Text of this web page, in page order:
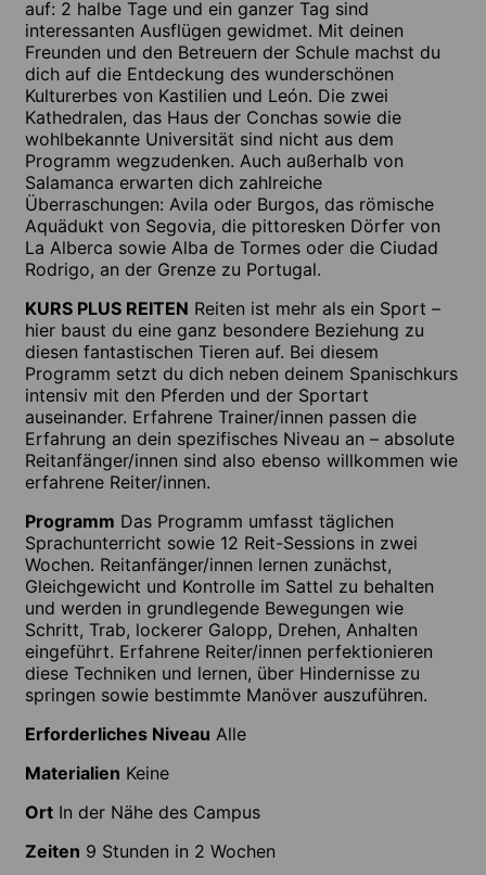
auf: 2 halbe Tage und ein ganzer Tag sind
interessanten Ausflügen gewidmet. Mit deinen
Freunden und den Betreuern der Schule machst du
dich auf die Entdeckung des wunderschönen
Kulturerbes von Kastilien und León. Die zwei
Kathedralen, das Haus der Conchas sowie die
wohlbekannte Universität sind nicht aus dem
Programm wegzudenken. Auch außerhalb von
Salamanca erwarten dich zahlreiche
Überraschungen: Avila oder Burgos, das römische
Aquädukt von Segovia, die pittoresken Dörfer von
La Alberca sowie Alba de Tormes oder die Ciudad
Rodrigo, an der Grenze zu Portugal.
KURS PLUS REITEN Reiten ist mehr als ein Sport –
hier baust du eine ganz besondere Beziehung zu
diesen fantastischen Tieren auf. Bei diesem
Programm setzt du dich neben deinem Spanischkurs
intensiv mit den Pferden und der Sportart
auseinander. Erfahrene Trainer/innen passen die
Erfahrung an dein spezifisches Niveau an – absolute
Reitanfänger/innen sind also ebenso willkommen wie
erfahrene Reiter/innen.
Programm Das Programm umfasst täglichen
Sprachunterricht sowie 12 Reit-Sessions in zwei
Wochen. Reitanfänger/innen lernen zunächst,
Gleichgewicht und Kontrolle im Sattel zu behalten
und werden in grundlegende Bewegungen wie
Schritt, Trab, lockerer Galopp, Drehen, Anhalten
eingeführt. Erfahrene Reiter/innen perfektionieren
diese Techniken und lernen, über Hindernisse zu
springen sowie bestimmte Manöver auszuführen.
Erforderliches Niveau Alle
Materialien Keine
Ort In der Nähe des Campus
Zeiten 9 Stunden in 2 Wochen